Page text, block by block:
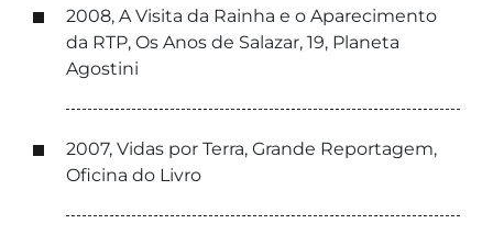
2008, A Visita da Rainha e o Aparecimento
da RTP, Os Anos de Salazar, 19, Planeta
Agostini
2007, Vidas por Terra, Grande Reportagem,
Oficina do Livro